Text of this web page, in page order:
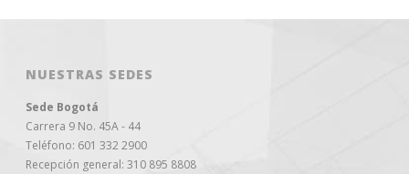
NUESTRAS SEDES
Sede Bogotá
Carrera 9 No. 45A - 44
Teléfono: 601 332 2900
Recepción general: 310 895 8808